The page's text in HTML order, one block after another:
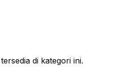
di kategori ini.